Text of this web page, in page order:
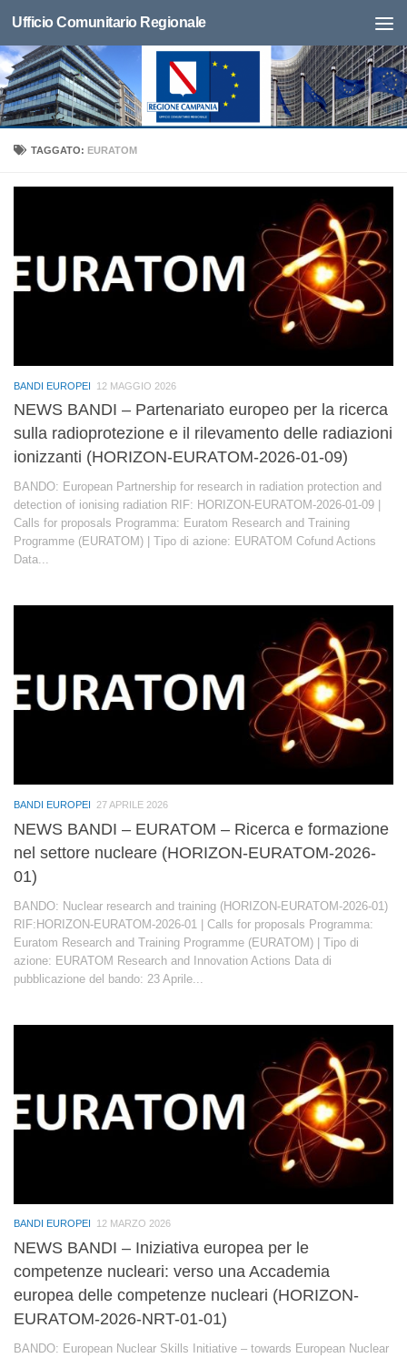
Ufficio Comunitario Regionale
TAGGATO: EURATOM
BANDI EUROPEI 12 MAGGIO 2026
NEWS BANDI – Partenariato europeo per la ricerca
sulla radioprotezione e il rilevamento delle radiazioni
ionizzanti (HORIZON-EURATOM-2026-01-09)
BANDO: European Partnership for research in radiation protection and
detection of ionising radiation RIF: HORIZON-EURATOM-2026-01-09 |
Calls for proposals Programma: Euratom Research and Training
Programme (EURATOM) | Tipo di azione: EURATOM Cofund Actions
Data...
BANDI EUROPEI 27 APRILE 2026
NEWS BANDI – EURATOM – Ricerca e formazione
nel settore nucleare (HORIZON-EURATOM-2026-
01)
BANDO: Nuclear research and training (HORIZON-EURATOM-2026-01)
RIF:HORIZON-EURATOM-2026-01 | Calls for proposals Programma:
Euratom Research and Training Programme (EURATOM) | Tipo di
azione: EURATOM Research and Innovation Actions Data di
pubblicazione del bando: 23 Aprile...
BANDI EUROPEI 12 MARZO 2026
NEWS BANDI – Iniziativa europea per le
competenze nucleari: verso una Accademia
europea delle competenze nucleari (HORIZON-
EURATOM-2026-NRT-01-01)
BANDO: European Nuclear Skills Initiative – towards European Nuclear